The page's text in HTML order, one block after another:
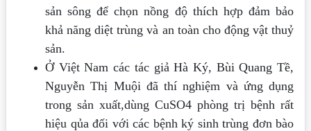
sản sông để chọn nồng độ thích hợp đảm bảo
khả năng diệt trùng và an toàn cho động vật thuỷ
sản.
Ở Việt Nam các tác giả Hà Ký, Bùi Quang Tề,
Nguyễn Thị Muội đã thí nghiệm và ứng dụng
trong sản xuất,dùng CuSO4 phòng trị bệnh rất
hiệu qủa đối với các bệnh ký sinh trùng đơn bào